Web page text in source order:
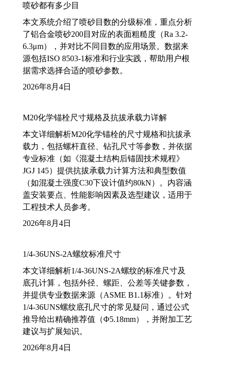
喷砂都有多少目
本文系统介绍了喷砂目数的分级标准，重点分析
了铝合金喷砂200目对应的表面粗糙度（Ra 3.2-
6.3μm），并对比不同目数的应用场景。数据来
源包括ISO 8503-1标准和行业实践，帮助用户根
据需求选择合适的喷砂参数。
2026年8月4日
M20化学锚栓尺寸规格及抗拔承载力详解
本文详细解析M20化学锚栓的尺寸规格和抗拔承
载力，包括螺杆直径、钻孔尺寸等参数，并依据
专业标准（如《混凝土结构后锚固技术规程》
JGJ 145）提供抗拔承载力计算方法和典型数值
（如混凝土强度C30下设计值约80kN）。内容涵
盖安装要点、性能影响因素及选型建议，适用于
工程技术人员参考。
2026年8月4日
1/4-36UNS-2A螺纹标准尺寸
本文详细解析1/4-36UNS-2A螺纹的标准尺寸及
底孔计算，包括外径、螺距、公差等关键参数，
并提供专业数据来源（ASME B1.1标准）。针对
1/4-36UNS螺纹底孔尺寸的常见疑问，通过公式
推导给出精确推荐值（Φ5.18mm），并附加工艺
建议与扩展知识。
2026年8月4日